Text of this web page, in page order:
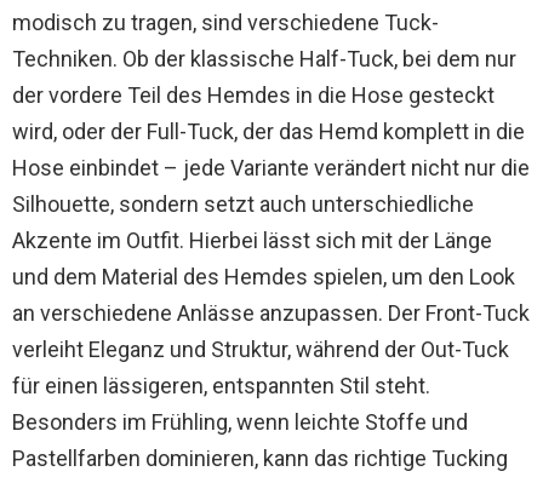
modisch zu tragen, sind verschiedene Tuck-
Techniken. Ob der klassische Half-Tuck, bei dem nur
der vordere Teil des Hemdes in die Hose gesteckt
wird, oder der Full-Tuck, der das Hemd komplett in die
Hose einbindet – jede Variante verändert nicht nur die
Silhouette, sondern setzt auch unterschiedliche
Akzente im Outfit. Hierbei lässt sich mit der Länge
und dem Material des Hemdes spielen, um den Look
an verschiedene Anlässe anzupassen. Der Front-Tuck
verleiht Eleganz und Struktur, während der Out-Tuck
für einen lässigeren, entspannten Stil steht.
Besonders im Frühling, wenn leichte Stoffe und
Pastellfarben dominieren, kann das richtige Tucking